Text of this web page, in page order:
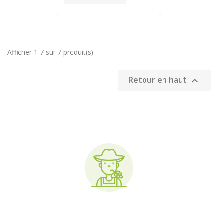
Afficher 1-7 sur 7 produit(s)
Retour en haut 